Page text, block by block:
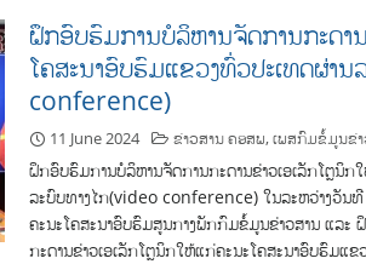
ຝຶກອົບຮົມການບໍລິຫານຈັດການກະດາ
ໂຄສະນາອົບຮົມແຂວງທົ່ວປະເທດຜ່ານ
conference)
11 June 2024 ຂ່າວສານ ຄອສພ,ເພສກົມຂໍ້ມູນຂ່
ຝຶກອົບຮົມການບໍລິຫານຈັດການກະດານຂ່າວເອເລັກໂຕຼນິ
ລະບົບທາງໄກ(video conference) ໃນລະຫວ່າງວັນ
ຄະນະໂຄສະນາອົບຮົມສູນກາງພັກກົມຂໍ້ມູນຂ່າວສານ ແລ
ກະດານຂ່າວເອເລັກໂຕຼນິກໃຫ້ແກ່ຄະນະໂຄສະນາອົບຮົມແ